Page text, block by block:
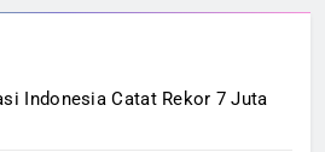
Indonesia Catat Rekor 7 Juta